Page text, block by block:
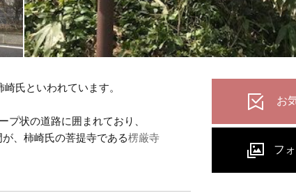
氏といわれています。
状の道路に囲まれており、
、柿崎氏の菩提寺である楞厳寺